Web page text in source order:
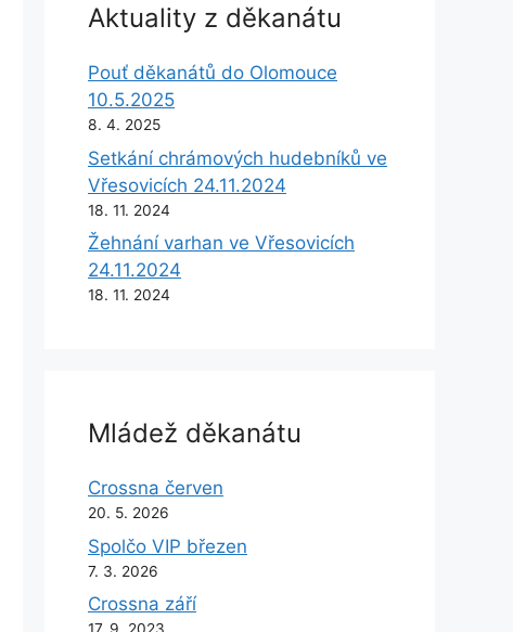
Aktuality z děkanátu
Pouť děkanátů do Olomouce
10.5.2025
8. 4. 2025
Setkání chrámových hudebníků ve
Vřesovicích 24.11.2024
18. 11. 2024
Žehnání varhan ve Vřesovicích
24.11.2024
18. 11. 2024
Mládež děkanátu
Crossna červen
20. 5. 2026
Spolčo VIP březen
7. 3. 2026
Crossna září